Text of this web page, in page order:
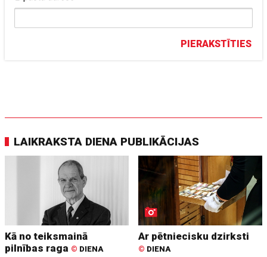
PIERAKSTĪTIES
LAIKRAKSTA DIENA PUBLIKĀCIJAS
Kā no teiksmainā
pilnības raga © DIENA
Ar pētniecisku dzirksti
© DIENA